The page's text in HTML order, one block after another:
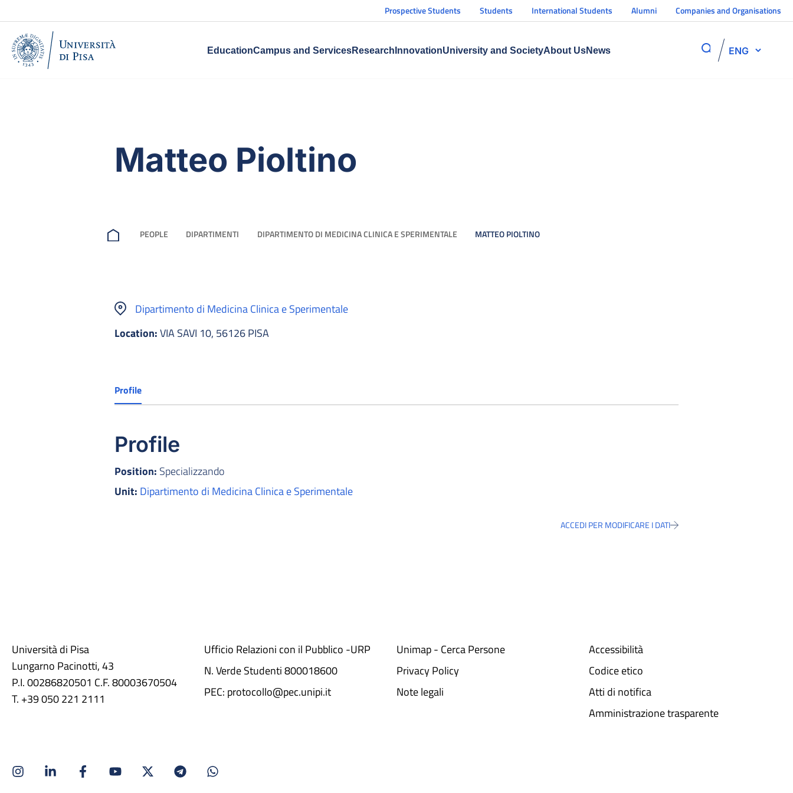
Prospective Students Students International Students Alumni Companies and Organisations
EducationCampus and ServicesResearch InnovationUniversity and SocietyAbout UsNews ENG
Matteo Pioltino
PEOPLE DIPARTIMENTI DIPARTIMENTO DI MEDICINA CLINICA E SPERIMENTALE MATTEO PIOLTINO
Dipartimento di Medicina Clinica e Sperimentale
Location:VIA SAVI 10, 56126 PISA
Profile
Profile
Position: Specializzando
Unit: Dipartimento di Medicina Clinica e Sperimentale
ACCEDI PER MODIFICARE I DATI
Università di Pisa
Lungarno Pacinotti, 43
P.I. 00286820501 C.F. 80003670504
T. +39 050 221 2111
Ufficio Relazioni con il Pubblico -URP
N. Verde Studenti 800018600​
PEC: protocollo@pec.unipi.it
Unimap - Cerca Persone
Privacy Policy
Note legali
Accessibilità
Codice etico
Atti di notifica
Amministrazione trasparente